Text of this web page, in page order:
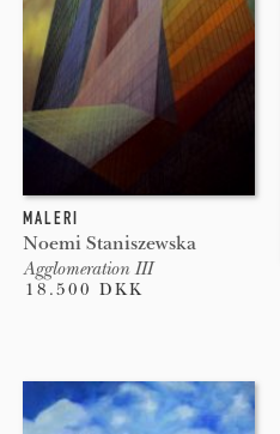
MALERI
Noemi Staniszewska
Agglomeration III
18.500 DKK